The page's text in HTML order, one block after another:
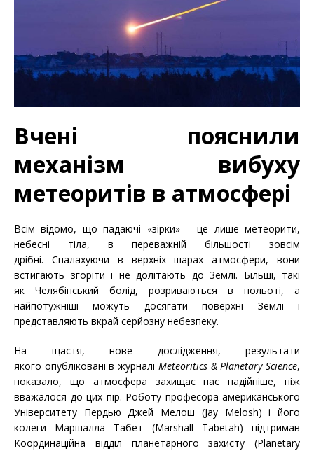
Вчені пояснили
механізм вибуху
метеоритів в атмосфері
Всім відомо, що падаючі «зірки» – це лише метеорити,
небесні тіла, в переважній більшості зовсім
дрібні. Спалахуючи в верхніх шарах атмосфери, вони
встигають згоріти і не долітають до Землі. Більші, такі
як Челябінський болід, розриваються в польоті, а
найпотужніші можуть досягати поверхні Землі і
представляють вкрай серйозну небезпеку.
На щастя, нове дослідження, результати
якого опубліковані в журналі Meteoritics & Planetary Science,
показало, що атмосфера захищає нас надійніше, ніж
вважалося до цих пір. Роботу професора американського
Університету Пердью Джей Мелош (Jay Melosh) і його
колеги Маршалла Табет (Marshall Tabetah) підтримав
Координаційна відділ планетарного захисту (Planetary